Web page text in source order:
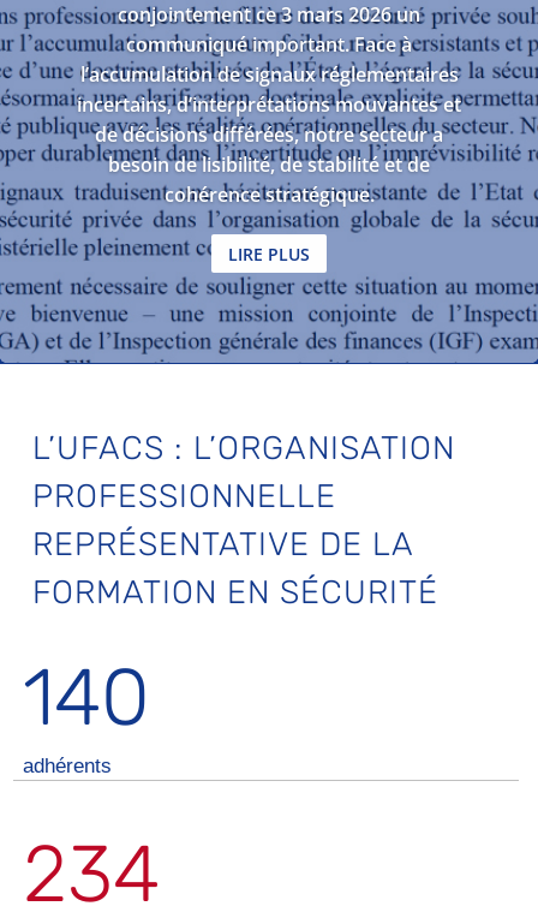
conjointement ce 3 mars 2026 un
communiqué important. Face à
l’accumulation de signaux réglementaires
incertains, d’interprétations mouvantes et
de décisions différées, notre secteur a
besoin de lisibilité, de stabilité et de
cohérence stratégique.
LIRE PLUS
L’UFACS : L’ORGANISATION
PROFESSIONNELLE
REPRÉSENTATIVE DE LA
FORMATION EN SÉCURITÉ
140
adhérents
234